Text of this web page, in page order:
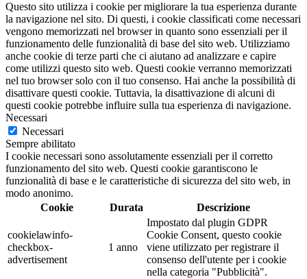
Questo sito utilizza i cookie per migliorare la tua esperienza durante
la navigazione nel sito. Di questi, i cookie classificati come necessari
vengono memorizzati nel browser in quanto sono essenziali per il
funzionamento delle funzionalità di base del sito web. Utilizziamo
anche cookie di terze parti che ci aiutano ad analizzare e capire
come utilizzi questo sito web. Questi cookie verranno memorizzati
nel tuo browser solo con il tuo consenso. Hai anche la possibilità di
disattivare questi cookie. Tuttavia, la disattivazione di alcuni di
questi cookie potrebbe influire sulla tua esperienza di navigazione.
Necessari
Necessari
Sempre abilitato
I cookie necessari sono assolutamente essenziali per il corretto
funzionamento del sito web. Questi cookie garantiscono le
funzionalità di base e le caratteristiche di sicurezza del sito web, in
modo anonimo.
Cookie
Durata Descrizione
cookielawinfo-
checkbox-
advertisement
1 anno
Impostato dal plugin GDPR
Cookie Consent, questo cookie
viene utilizzato per registrare il
consenso dell'utente per i cookie
nella categoria "Pubblicità".